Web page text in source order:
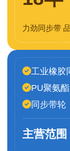
力劲同步带
工业橡胶
PU聚氨
同步带轮
主营范围